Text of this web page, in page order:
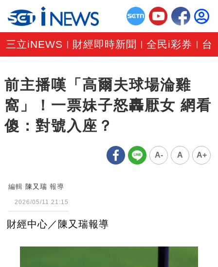
三立iNEWS 財經即時新聞 |全民i彩券 台
前主播嘆「高爾夫球場淪雞
窩」！一票妹子怒轟厭女 網看
傻：對號入座？
A- A A+
編輯 陳又瑞 報導
2026/05/11 21:15
財經中心／陳又瑞報導